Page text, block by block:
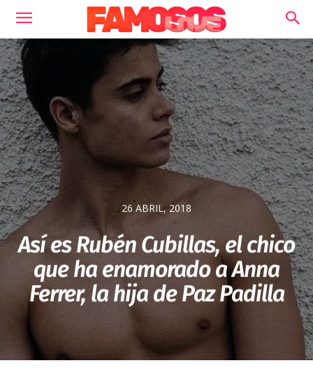
26 ABRIL, 2018
Así es Rubén Cubillas, el chico
que ha enamorado a Anna
Ferrer, la hija de Paz Padilla